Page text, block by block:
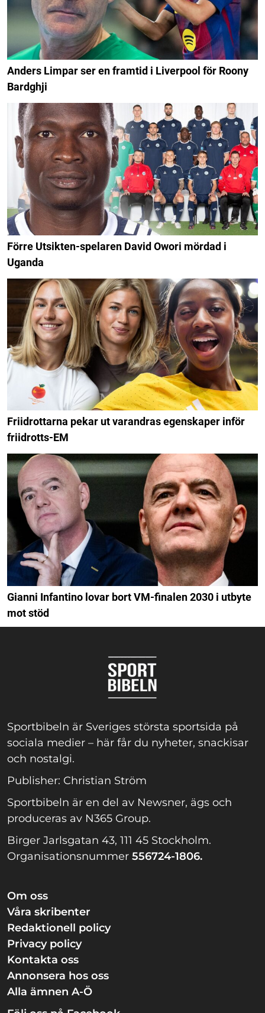
Anders Limpar ser en framtid i Liverpool för Roony
Bardghji
Förre Utsikten-spelaren David Owori mördad i
Uganda
Friidrottarna pekar ut varandras egenskaper inför
friidrotts-EM
Gianni Infantino lovar bort VM-finalen 2030 i utbyte
mot stöd
Sportbibeln är Sveriges största sportsida på
sociala medier – här får du nyheter, snackisar
och nostalgi.
Publisher: Christian Ström
Sportbibeln är en del av Newsner, ägs och
produceras av N365 Group.
Birger Jarlsgatan 43, 111 45 Stockholm.
Organisationsnummer 556724-1806.
Om oss
Våra skribenter
Redaktionell policy
Privacy policy
Kontakta oss
Annonsera hos oss
Alla ämnen A-Ö